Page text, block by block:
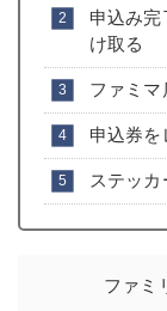
申込み
け取る
ファミ
申込券を
ステッ
ファミ